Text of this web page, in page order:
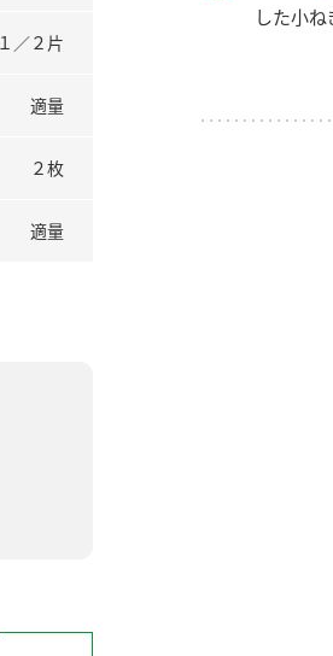
１／２片
適量
２枚
適量
した小ね